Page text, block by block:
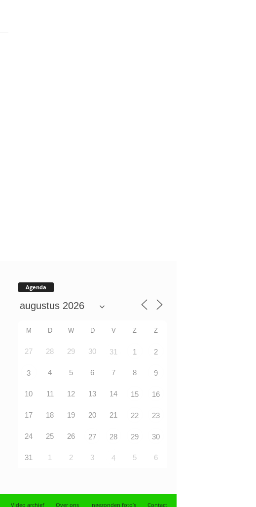
Agenda
M D W D V Z Z
27 28 29 30 31 1 2
3 4 5 6 7 8 9
10 11 12 13 14 15 16
17 18 19 20 21 22 23
24 25 26 27 28 29 30
31 1 2 3 4 5 6
Video archief Over ons Ingezonden foto’s Contact